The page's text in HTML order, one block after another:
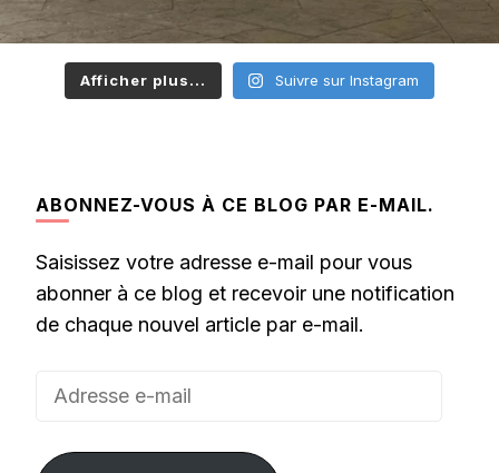
Afficher plus... Suivre sur Instagram
ABONNEZ-VOUS À CE BLOG PAR E-MAIL.
Saisissez votre adresse e-mail pour vous
abonner à ce blog et recevoir une notification
de chaque nouvel article par e-mail.
Adresse
mail